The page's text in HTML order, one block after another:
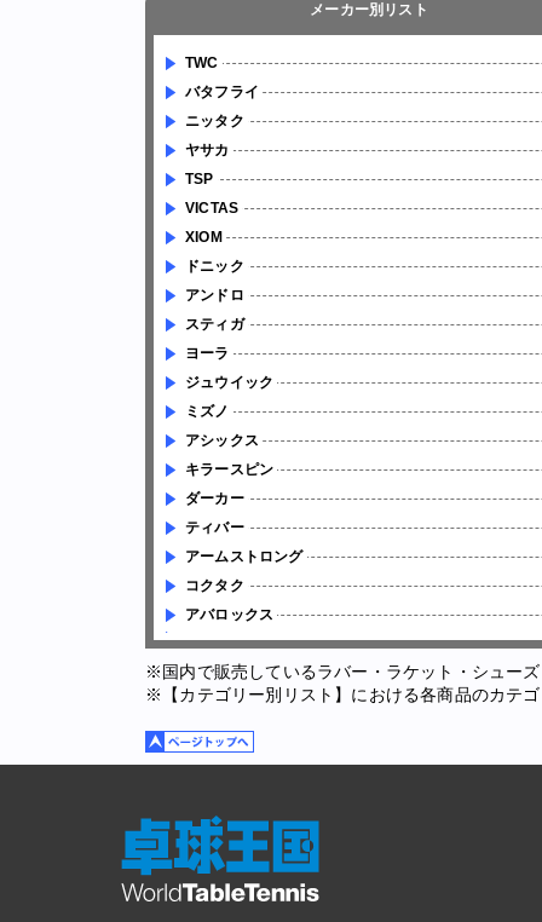
メーカー別リスト
TWC
バタフライ
ニッタク
ヤサカ
TSP
VICTAS
XIOM
ドニック
アンドロ
スティガ
ヨーラ
ジュウイック
ミズノ
アシックス
キラースピン
ダーカー
ティバー
アームストロング
コクタク
アバロックス
※国内で販売しているラバー・ラケット・シュー
※【カテゴリー別リスト】における各商品のカテ